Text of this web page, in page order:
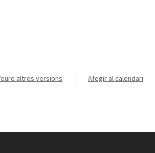
veure altres versions Afegir al calendari